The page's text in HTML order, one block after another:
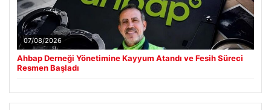
07/08/2026
Ahbap Derneği Yönetimine Kayyum Atandı ve Fesih Süreci
Resmen Başladı